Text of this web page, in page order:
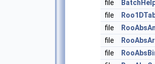
file
file
file
file
file